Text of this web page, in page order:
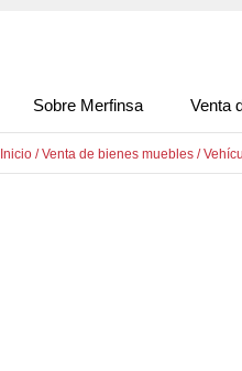
Sobre Merfinsa Venta
Inicio /Venta de bienes muebles /